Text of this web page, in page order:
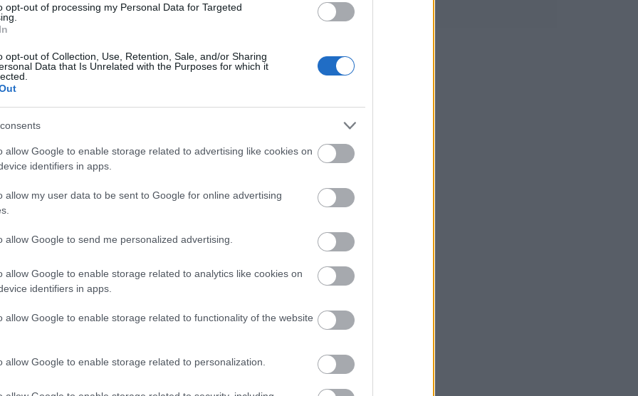
opt-out of processing my Personal Data for Targeted
opt-out of Collection, Use, Retention, Sale, and/or Sharing
Data that Is Unrelated with the Purposes for which it
allow Google to enable storage related to advertising like cookies on
identifiers in apps.
allow my user data to be sent to Google for online advertising
allow Google to send me personalized advertising.
allow Google to enable storage related to analytics like cookies on
identifiers in apps.
allow Google to enable storage related to functionality of the website
allow Google to enable storage related to personalization.
ταινία που αποκάλυψε ο Γκίλιαμ, ο Ντεπ θα
Θεό
και οι λεπτομέρειες είναι προς το παρόν
το «The Carnival at the End of Days» θα είναι
την Ανθρωπότητα. Και ο μόνος που
ανθρώπους στην κόλαση, αλλιώς δεν